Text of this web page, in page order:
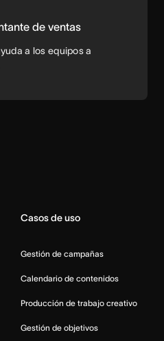
de ventas
a los equipos a
Casos de uso
Gestión de campañas
Calendario de contenidos
Producción de trabajo creativo
Gestión de objetivos